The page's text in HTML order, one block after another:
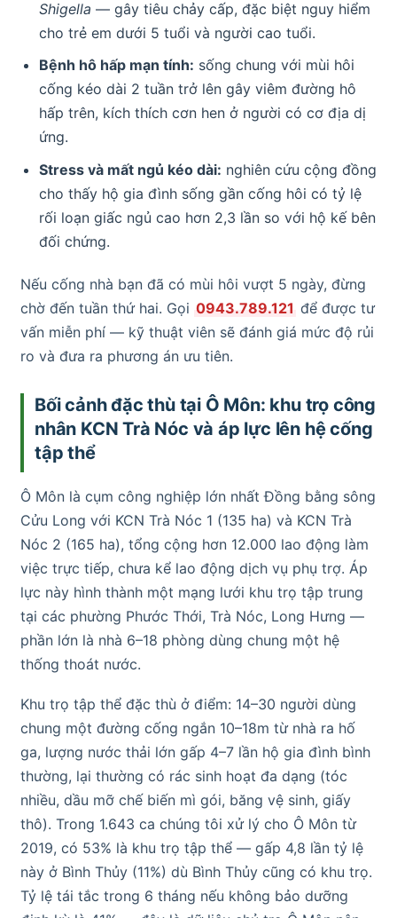
Shigella — gây tiêu chảy cấp, đặc biệt nguy hiểm
cho trẻ em dưới 5 tuổi và người cao tuổi.
Bệnh hô hấp mạn tính: sống chung với mùi hôi
cống kéo dài 2 tuần trở lên gây viêm đường hô
hấp trên, kích thích cơn hen ở người có cơ địa dị
ứng.
Stress và mất ngủ kéo dài: nghiên cứu cộng đồng
cho thấy hộ gia đình sống gần cống hôi có tỷ lệ
rối loạn giấc ngủ cao hơn 2,3 lần so với hộ kế bên
đối chứng.
Nếu cống nhà bạn đã có mùi hôi vượt 5 ngày, đừng
chờ đến tuần thứ hai. Gọi 0943.789.121 để được tư
vấn miễn phí — kỹ thuật viên sẽ đánh giá mức độ rủi
ro và đưa ra phương án ưu tiên.
Bối cảnh đặc thù tại Ô Môn: khu trọ công
nhân KCN Trà Nóc và áp lực lên hệ cống
tập thể
Ô Môn là cụm công nghiệp lớn nhất Đồng bằng sông
Cửu Long với KCN Trà Nóc 1 (135 ha) và KCN Trà
Nóc 2 (165 ha), tổng cộng hơn 12.000 lao động làm
việc trực tiếp, chưa kể lao động dịch vụ phụ trợ. Áp
lực này hình thành một mạng lưới khu trọ tập trung
tại các phường Phước Thới, Trà Nóc, Long Hưng —
phần lớn là nhà 6–18 phòng dùng chung một hệ
thống thoát nước.
Khu trọ tập thể đặc thù ở điểm: 14–30 người dùng
chung một đường cống ngắn 10–18m từ nhà ra hố
ga, lượng nước thải lớn gấp 4–7 lần hộ gia đình bình
thường, lại thường có rác sinh hoạt đa dạng (tóc
nhiều, dầu mỡ chế biến mì gói, băng vệ sinh, giấy
thô). Trong 1.643 ca chúng tôi xử lý cho Ô Môn từ
2019, có 53% là khu trọ tập thể — gấp 4,8 lần tỷ lệ
này ở Bình Thủy (11%) dù Bình Thủy cũng có khu trọ.
Tỷ lệ tái tắc trong 6 tháng nếu không bảo dưỡng